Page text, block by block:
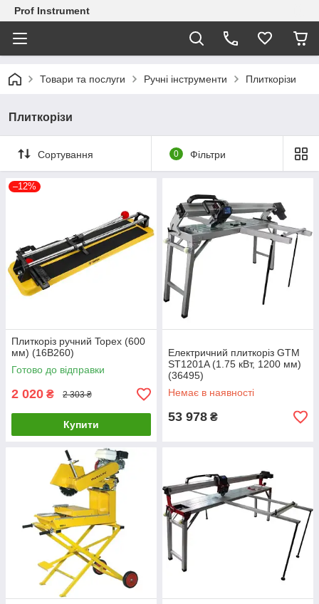
Prof Instrument
Товари та послуги Ручні інструменти Плиткорізи
Плиткорізи
Сортування 0 Фільтри
–12%
Плиткорiз ручний Topex (600
мм) (16B260)
Готово до відправки
2 020 ₴ 2 303 ₴
Купити
Електричний плиткоріз GTM
ST1201A (1.75 кВт, 1200 мм)
(36495)
Немає в наявності
53 978 ₴